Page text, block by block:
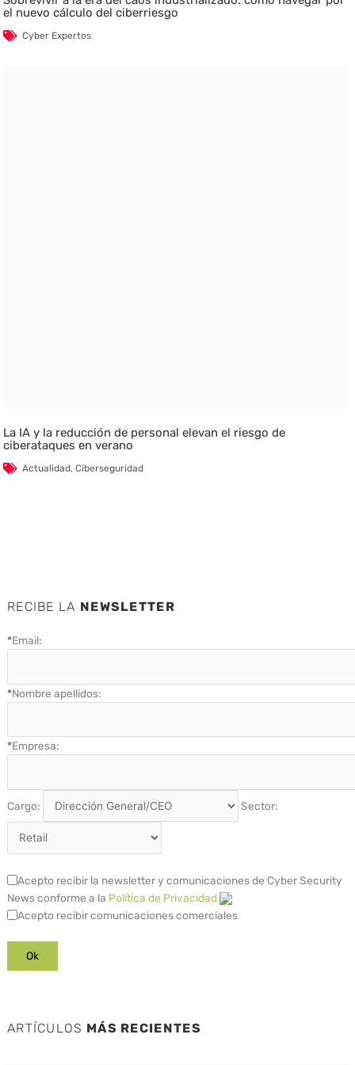
el nuevo cálculo del ciberriesgo
Cyber Expertos
La IA y la reducción de personal elevan el riesgo de
ciberataques en verano
Actualidad,Ciberseguridad
RECIBE LA NEWSLETTER
*Email:
*Nombre apellidos:
*Empresa:
Cargo: Sector:
Acepto recibir la newsletter y comunicaciones de Cyber Security
News conforme a la Política de Privacidad
Acepto recibir comunicaciones comerciales
ARTÍCULOS MÁS RECIENTES